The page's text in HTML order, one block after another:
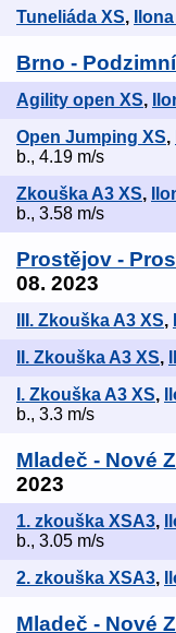
Tuneliáda XS,
Brno -
Agility open XS,
Open Jumping XS,
b., 4.19 m/s
Zkouška A3 XS,
b., 3.58 m/s
Prostějov -
08. 2023
III. Zkouška A3 XS,
II. Zkouška A3 XS,
I. Zkouška A3 XS,
b., 3.3 m/s
Mladeč - Nové
2023
1. zkouška XSA3,
b., 3.05 m/s
2. zkouška XSA3,
Mladeč - Nové